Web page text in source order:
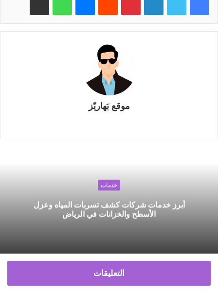
موقع بَهاريّز
ل
و
ب
خدمات
أبرز خدمات شركات كشف تسربات المياه وعزل
الأسطح والخزانات في الرياض
التعليقات